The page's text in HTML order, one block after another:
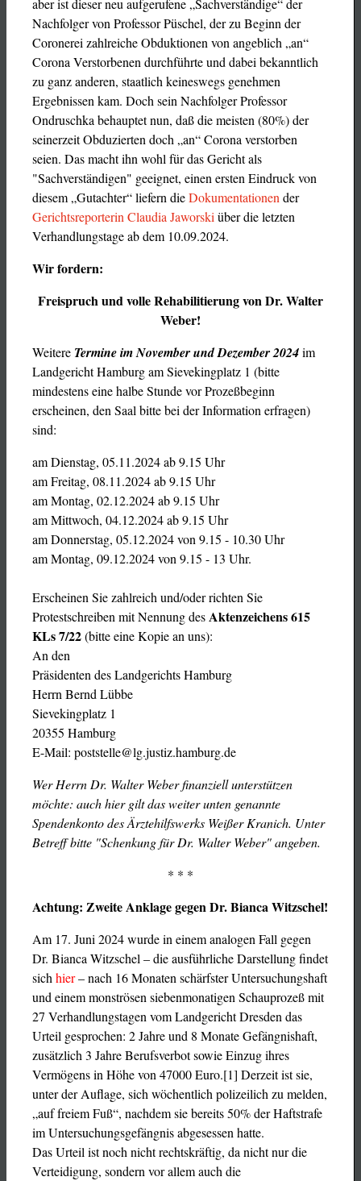
aber ist dieser neu aufgerufene „Sachverständige“ der
Nachfolger von Professor Püschel, der zu Beginn der
Coronerei zahlreiche Obduktionen von angeblich „an“
Corona Verstorbenen durchführte und dabei bekanntlich
zu ganz anderen, staatlich keineswegs genehmen
Ergebnissen kam. Doch sein Nachfolger Professor
Ondruschka behauptet nun, daß die meisten (80%) der
seinerzeit Obduzierten doch „an“ Corona verstorben
seien. Das macht ihn wohl für das Gericht als
"Sachverständigen" geeignet, einen ersten Eindruck von
diesem „Gutachter“ liefern dieDokumentationender
Gerichtsreporterin Claudia Jaworskiüber die letzten
Verhandlungstage ab dem 10.09.2024.
Wir fordern:
Freispruch und volle Rehabilitierung von Dr. Walter
Weber!
Weitere Termine im November und Dezember 2024im
Landgericht Hamburg am Sievekingplatz 1 (bitte
mindestens eine halbe Stunde vor Prozeßbeginn
erscheinen, den Saal bitte bei der Information erfragen)
sind:
am Dienstag, 05.11.2024 ab 9.15 Uhr
am Freitag, 08.11.2024 ab 9.15 Uhr
am Montag, 02.12.2024 ab 9.15 Uhr
am Mittwoch, 04.12.2024 ab 9.15 Uhr
am Donnerstag, 05.12.2024 von 9.15 - 10.30 Uhr
am Montag, 09.12.2024 von 9.15 - 13 Uhr.
Erscheinen Sie zahlreich und/oder richten Sie
Protestschreiben mit Nennung desAktenzeichens 615
KLs 7/22(bitte eine Kopie an uns):
An den
Präsidenten des Landgerichts Hamburg
Herrn Bernd Lübbe
Sievekingplatz 1
20355 Hamburg
E-Mail: poststelle@lg.justiz.hamburg.de
Wer Herrn Dr. Walter Weber finanziell unterstützen
möchte: auch hier gilt das weiter unten genannte
Spendenkonto des Ärztehilfswerks Weißer Kranich. Unter
Betreff bitte "Schenkung für Dr. Walter Weber" angeben.
* * *
Achtung: Zweite Anklage gegen Dr. Bianca Witzschel!
Am 17. Juni 2024 wurde in einem analogen Fall gegen
Dr. Bianca Witzschel – die ausführliche Darstellung findet
sichhier– nach 16 Monaten schärfster Untersuchungshaft
und einem monströsen siebenmonatigen Schauprozeß mit
27 Verhandlungstagen vom Landgericht Dresden das
Urteil gesprochen: 2 Jahre und 8 Monate Gefängnishaft,
zusätzlich 3 Jahre Berufsverbot sowie Einzug ihres
Vermögens in Höhe von 47000 Euro.[1] Derzeit ist sie,
unter der Auflage, sich wöchentlich polizeilich zu melden,
„auf freiem Fuß“, nachdem sie bereits 50% der Haftstrafe
im Untersuchungsgefängnis abgesessen hatte.
Das Urteil ist noch nicht rechtskräftig, da nicht nur die
Verteidigung, sondern vor allem auch die